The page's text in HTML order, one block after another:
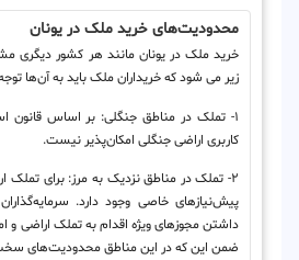
محدودیت‌های خرید ملک در یونان
خرید ملک در یونان مانند هر کشور دیگری
زیر می شود که خریداران ملک باید به آن‌ها
۱- تملک در مناطق جنگلی: بر اساس قانون
کاربری اراضی جنگلی امکان‌پذیر نیست.
۲- تملک در مناطق نزدیک به مرز: برای تملک
پیش‌نیازهای خاصی وجود دارد.
داشتن مجوزهای ویژه اقدام به تملک اراضی و
ضمن این که در این مناطق محدودیت‌های